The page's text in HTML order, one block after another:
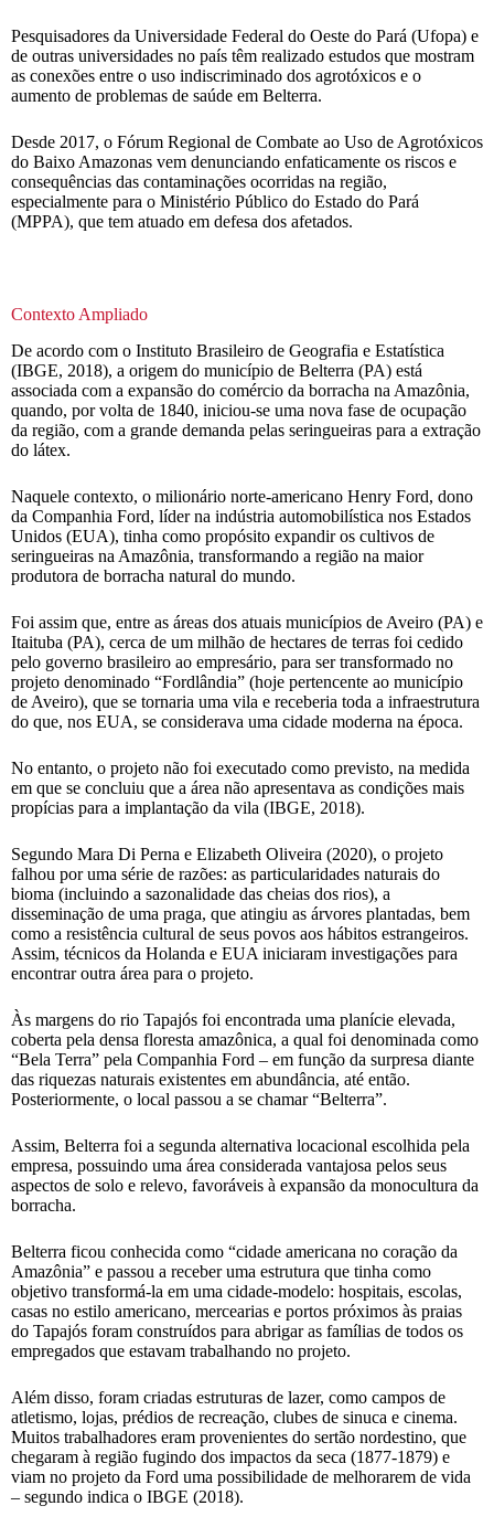
Pesquisadores da Universidade Federal do Oeste do Pará (Ufopa) e
de outras universidades no país têm realizado estudos que mostram
as conexões entre o uso indiscriminado dos agrotóxicos e o
aumento de problemas de saúde em Belterra.
Desde 2017, o Fórum Regional de Combate ao Uso de Agrotóxicos
do Baixo Amazonas vem denunciando enfaticamente os riscos e
consequências das contaminações ocorridas na região,
especialmente para o Ministério Público do Estado do Pará
(MPPA), que tem atuado em defesa dos afetados.
Contexto Ampliado
De acordo com o Instituto Brasileiro de Geografia e Estatística
(IBGE, 2018), a origem do município de Belterra (PA) está
associada com a expansão do comércio da borracha na Amazônia,
quando, por volta de 1840, iniciou-se uma nova fase de ocupação
da região, com a grande demanda pelas seringueiras para a extração
do látex.
Naquele contexto, o milionário norte-americano Henry Ford, dono
da Companhia Ford, líder na indústria automobilística nos Estados
Unidos (EUA), tinha como propósito expandir os cultivos de
seringueiras na Amazônia, transformando a região na maior
produtora de borracha natural do mundo.
Foi assim que, entre as áreas dos atuais municípios de Aveiro (PA) e
Itaituba (PA), cerca de um milhão de hectares de terras foi cedido
pelo governo brasileiro ao empresário, para ser transformado no
projeto denominado “Fordlândia” (hoje pertencente ao município
de Aveiro), que se tornaria uma vila e receberia toda a infraestrutura
do que, nos EUA, se considerava uma cidade moderna na época.
No entanto, o projeto não foi executado como previsto, na medida
em que se concluiu que a área não apresentava as condições mais
propícias para a implantação da vila (IBGE, 2018).
Segundo Mara Di Perna e Elizabeth Oliveira (2020), o projeto
falhou por uma série de razões: as particularidades naturais do
bioma (incluindo a sazonalidade das cheias dos rios), a
disseminação de uma praga, que atingiu as árvores plantadas, bem
como a resistência cultural de seus povos aos hábitos estrangeiros.
Assim, técnicos da Holanda e EUA iniciaram investigações para
encontrar outra área para o projeto.
Às margens do rio Tapajós foi encontrada uma planície elevada,
coberta pela densa floresta amazônica, a qual foi denominada como
“Bela Terra” pela Companhia Ford – em função da surpresa diante
das riquezas naturais existentes em abundância, até então.
Posteriormente, o local passou a se chamar “Belterra”.
Assim, Belterra foi a segunda alternativa locacional escolhida pela
empresa, possuindo uma área considerada vantajosa pelos seus
aspectos de solo e relevo, favoráveis à expansão da monocultura da
borracha.
Belterra ficou conhecida como “cidade americana no coração da
Amazônia” e passou a receber uma estrutura que tinha como
objetivo transformá-la em uma cidade-modelo: hospitais, escolas,
casas no estilo americano, mercearias e portos próximos às praias
do Tapajós foram construídos para abrigar as famílias de todos os
empregados que estavam trabalhando no projeto.
Além disso, foram criadas estruturas de lazer, como campos de
atletismo, lojas, prédios de recreação, clubes de sinuca e cinema.
Muitos trabalhadores eram provenientes do sertão nordestino, que
chegaram à região fugindo dos impactos da seca (1877-1879) e
viam no projeto da Ford uma possibilidade de melhorarem de vida
– segundo indica o IBGE (2018).